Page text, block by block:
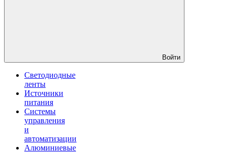
Войти
Светодиодные
ленты
Источники
питания
Системы
управления
и
автоматизации
Алюминиевые